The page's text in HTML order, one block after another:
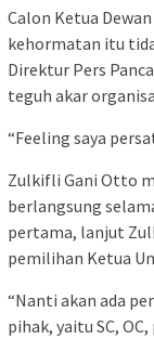
Calon Ketua
kehormatan itu
Direktur Pers
teguh akar
“Feeling saya
Zulkifli Gani Otto
berlangsung
pertama, lanjut
pemilihan Ketua
“Nanti akan ada
pihak, yaitu SC,